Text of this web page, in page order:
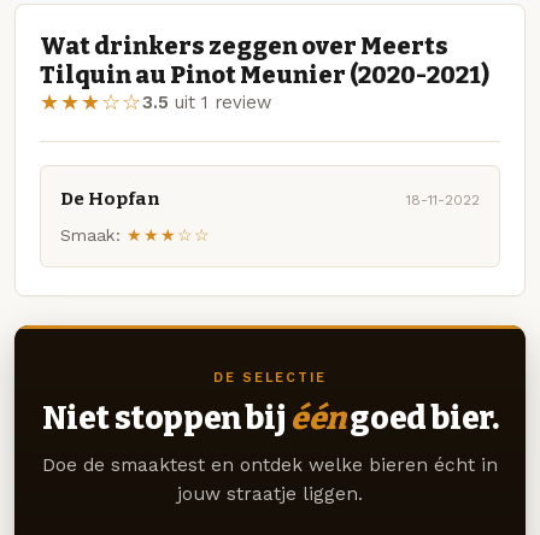
Wat drinkers zeggen over Meerts
Tilquin au Pinot Meunier (2020-2021)
★★★☆☆3.5 uit 1 review
De Hopfan 18-11-2022
Smaak: ★★★☆☆
DE SELECTIE
Niet stoppen bij ééngoed bier.
Doe de smaaktest en ontdek welke bieren écht in
jouw straatje liggen.